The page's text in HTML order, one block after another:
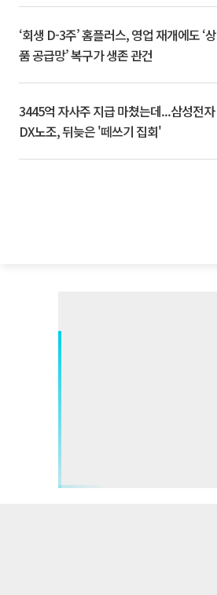
‘회생 D-3주’ 홈플러스, 영업 재개에도 ‘상
품 공급망’ 복구가 생존 관건
3445억 자사주 지급 마쳤는데...삼성전자
DX노조, 뒤늦은 '떼쓰기 집회'